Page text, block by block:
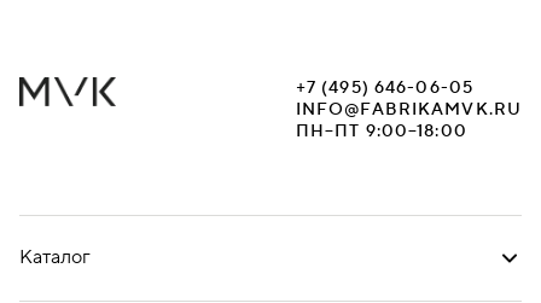
+7 (495) 646-06-05
INFO@FABRIKAMVK.RU
ПН–ПТ 9:00–18:00
Каталог